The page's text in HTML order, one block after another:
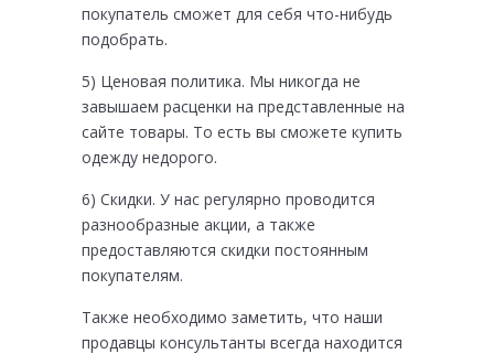
покупатель сможет для себя что-нибудь
подобрать.
5) Ценовая политика. Мы никогда не
завышаем расценки на представленные на
сайте товары. То есть вы сможете купить
одежду недорого.
6) Скидки. У нас регулярно проводится
разнообразные акции, а также
предоставляются скидки постоянным
покупателям.
Также необходимо заметить, что наши
продавцы консультанты всегда находится